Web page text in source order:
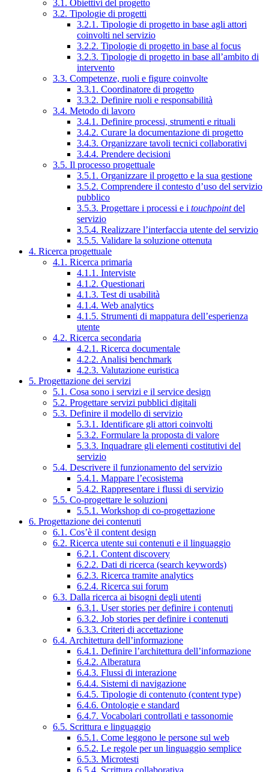
3.1. Obiettivi del progetto
3.2. Tipologie di progetti
3.2.1. Tipologie di progetto in base agli attori
coinvolti nel servizio
3.2.2. Tipologie di progetto in base al focus
3.2.3. Tipologie di progetto in base all’ambito di
intervento
3.3. Competenze, ruoli e figure coinvolte
3.3.1. Coordinatore di progetto
3.3.2. Definire ruoli e responsabilità
3.4. Metodo di lavoro
3.4.1. Definire processi, strumenti e rituali
3.4.2. Curare la documentazione di progetto
3.4.3. Organizzare tavoli tecnici collaborativi
3.4.4. Prendere decisioni
3.5. Il processo progettuale
3.5.1. Organizzare il progetto e la sua gestione
3.5.2. Comprendere il contesto d’uso del servizio
pubblico
3.5.3. Progettare i processi e i touchpointdel
servizio
3.5.4. Realizzare l’interfaccia utente del servizio
3.5.5. Validare la soluzione ottenuta
4. Ricerca progettuale
4.1. Ricerca primaria
4.1.1. Interviste
4.1.2. Questionari
4.1.3. Test di usabilità
4.1.4. Web analytics
4.1.5. Strumenti di mappatura dell’esperienza
utente
4.2. Ricerca secondaria
4.2.1. Ricerca documentale
4.2.2. Analisi benchmark
4.2.3. Valutazione euristica
5. Progettazione dei servizi
5.1. Cosa sono i servizi e il service design
5.2. Progettare servizi pubblici digitali
5.3. Definire il modello di servizio
5.3.1. Identificare gli attori coinvolti
5.3.2. Formulare la proposta di valore
5.3.3. Inquadrare gli elementi costitutivi del
servizio
5.4. Descrivere il funzionamento del servizio
5.4.1. Mappare l’ecosistema
5.4.2. Rappresentare i flussi di servizio
5.5. Co-progettare le soluzioni
5.5.1. Workshop di co-progettazione
6. Progettazione dei contenuti
6.1. Cos’è il content design
6.2. Ricerca utente sui contenuti e il linguaggio
6.2.1. Content discovery
6.2.2. Dati di ricerca (search keywords)
6.2.3. Ricerca tramite analytics
6.2.4. Ricerca sui forum
6.3. Dalla ricerca ai bisogni degli utenti
6.3.1. User stories per definire i contenuti
6.3.2. Job stories per definire i contenuti
6.3.3. Criteri di accettazione
6.4. Architettura dell’informazione
6.4.1. Definire l’architettura dell’informazione
6.4.2. Alberatura
6.4.3. Flussi di interazione
6.4.4. Sistemi di navigazione
6.4.5. Tipologie di contenuto (content type)
6.4.6. Ontologie e standard
6.4.7. Vocabolari controllati e tassonomie
6.5. Scrittura e linguaggio
6.5.1. Come leggono le persone sul web
6.5.2. Le regole per un linguaggio semplice
6.5.3. Microtesti
6.5.4. Scrittura collaborativa